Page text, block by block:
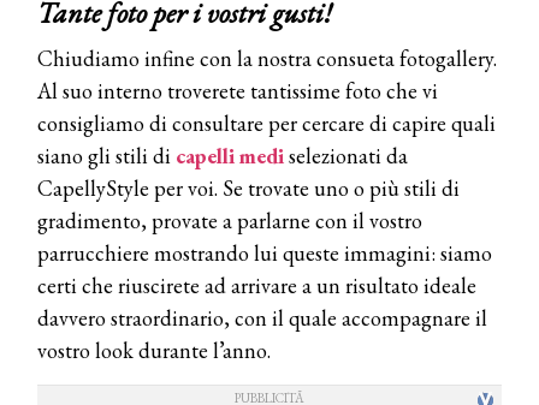
Tante foto per i vostri gusti!
Chiudiamo infine con la nostra consueta fotogallery.
Al suo interno troverete tantissime foto che vi
consigliamo di consultare per cercare di capire quali
siano gli stili di capelli mediselezionati da
CapellyStyle per voi. Se trovate uno o più stili di
gradimento, provate a parlarne con il vostro
parrucchiere mostrando lui queste immagini: siamo
certi che riuscirete ad arrivare a un risultato ideale
davvero straordinario, con il quale accompagnare il
vostro look durante l’anno.